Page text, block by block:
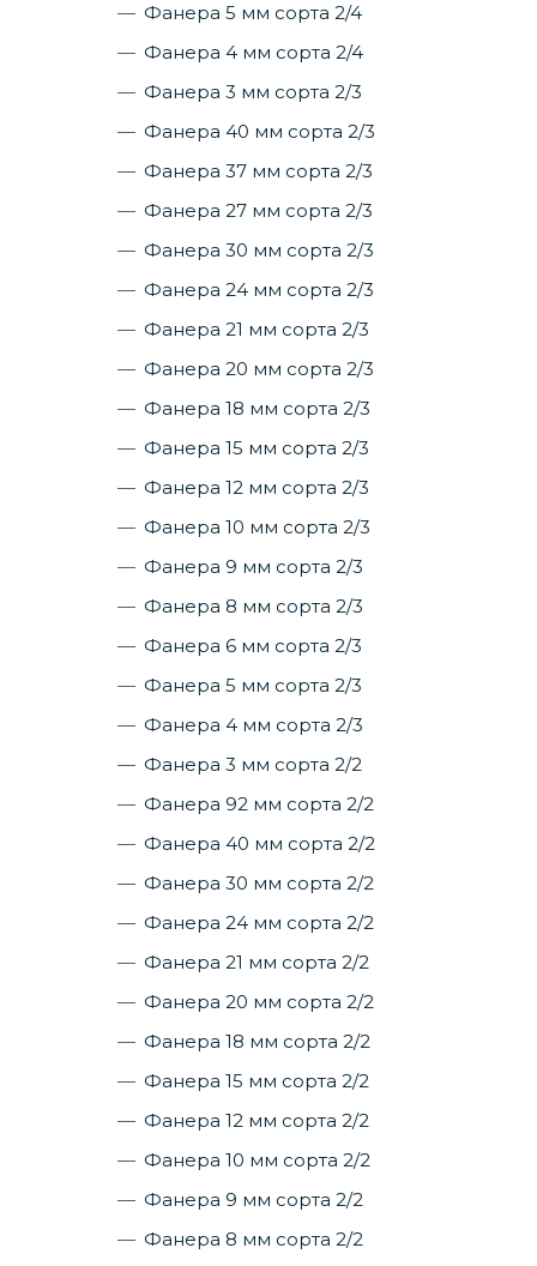
Фанера 5 мм сорта 2/4
Фанера 4 мм сорта 2/4
Фанера 3 мм сорта 2/3
Фанера 40 мм сорта 2/3
Фанера 37 мм сорта 2/3
Фанера 27 мм сорта 2/3
Фанера 30 мм сорта 2/3
Фанера 24 мм сорта 2/3
Фанера 21 мм сорта 2/3
Фанера 20 мм сорта 2/3
Фанера 18 мм сорта 2/3
Фанера 15 мм сорта 2/3
Фанера 12 мм сорта 2/3
Фанера 10 мм сорта 2/3
Фанера 9 мм сорта 2/3
Фанера 8 мм сорта 2/3
Фанера 6 мм сорта 2/3
Фанера 5 мм сорта 2/3
Фанера 4 мм сорта 2/3
Фанера 3 мм сорта 2/2
Фанера 92 мм сорта 2/2
Фанера 40 мм сорта 2/2
Фанера 30 мм сорта 2/2
Фанера 24 мм сорта 2/2
Фанера 21 мм сорта 2/2
Фанера 20 мм сорта 2/2
Фанера 18 мм сорта 2/2
Фанера 15 мм сорта 2/2
Фанера 12 мм сорта 2/2
Фанера 10 мм сорта 2/2
Фанера 9 мм сорта 2/2
Фанера 8 мм сорта 2/2